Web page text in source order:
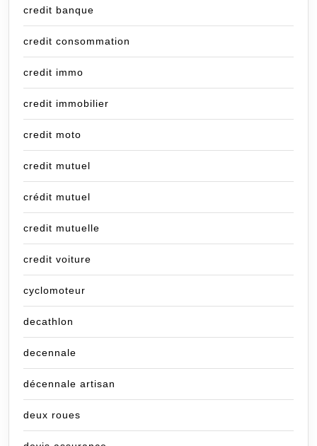
credit banque
credit consommation
credit immo
credit immobilier
credit moto
credit mutuel
crédit mutuel
credit mutuelle
credit voiture
cyclomoteur
decathlon
decennale
décennale artisan
deux roues